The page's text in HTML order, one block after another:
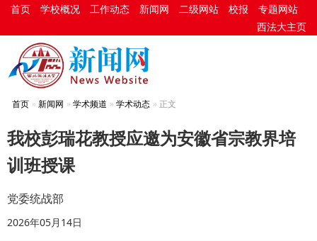
首页 学校概况 工作动态 新闻网 二级网站 校报
专题网站
西法大主页
首页 新闻网 学术频道 学术动态 正文
我校彭瑞花教授应邀为安徽省宗教界培
训班授课
党委统战部
2026年05月14日